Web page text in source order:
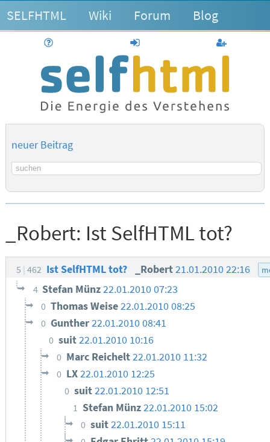
SELFHTML Wiki Forum Blog
anmelden
neuer Beitrag
Suchbegriff
_Robert: Ist SelfHTML tot?
5 462 Ist SelfHTML tot? _Robert21.01.2010 22:16
4 Stefan Münz22.01.2010 07:23
0 Thomas Weise22.01.2010 08:25
0 Gunther22.01.2010 08:41
0 suit22.01.2010 10:16
0 Marc Reichelt22.01.2010 11:32
0 LX22.01.2010 12:25
0 suit22.01.2010 12:51
1 Stefan Münz22.01.2010 15:02
0 suit22.01.2010 15:11